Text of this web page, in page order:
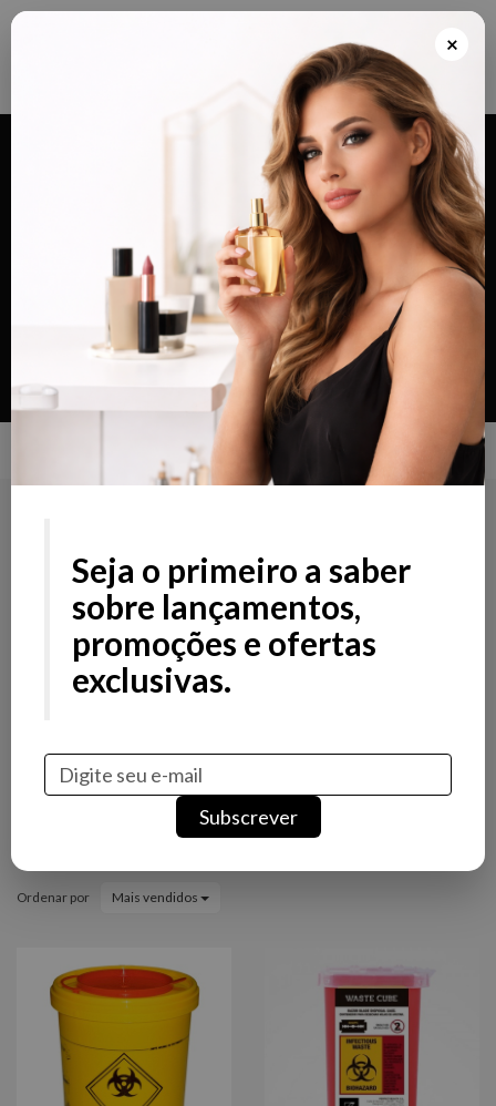
Envios grátis a partir de 100€ para Portugal e Continental e Península Espanhola
ou Levante e pague as suas encomendas nas nossas instalações em Almada
após realizar o seu pedido(indicar no final do pedido)
Preço
Promoção
Acessórios de Manicure e
Ordenar por Mais vendidos
×
Seja o primeiro a saber
sobre lançamentos,
promoções e ofertas
exclusivas.
Subscrever